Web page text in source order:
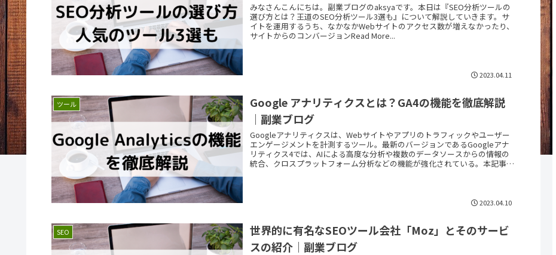
みなさんこんにちは。副業ブログのaksyaです。本日は『SEO分析ツールの
選び方とは？王道のSEO分析ツール3選も』について解説していきます。サ
イトを運用するうち、なかなかWebサイトのアクセス数が増えなかったり、
サイトからのコンバージョンRead More...
2023.04.11
ツール
Google アナリティクスとは？GA4の機能を徹底解説
｜副業ブログ
Googleアナリティクスは、Webサイトやアプリのトラフィックやユーザー
エンゲージメントを計測するツール。最新のバージョンであるGoogleアナ
リティクス4では、AIによる高度な分析や複数のデータソースからの情報の
統合、クロスプラットフォーム分析などの機能が強化されている。本記事で
2023.04.10
SEO
世界的に有名なSEOツール会社「Moz」とそのサービ
スの紹介｜副業ブログ